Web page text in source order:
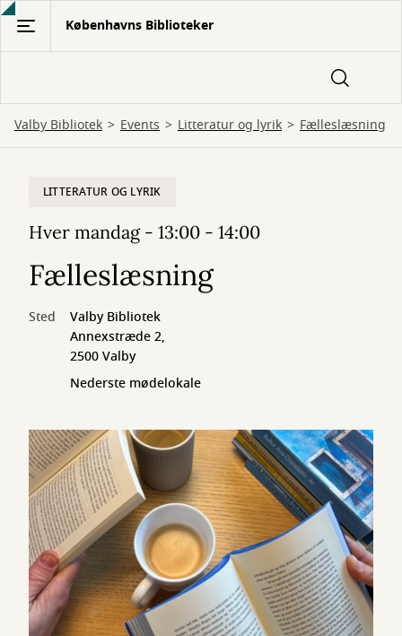
Gå
hovedindhold
Københavns Biblioteker
Valby Bibliotek Events Litteratur og lyrik Fælleslæsning
LITTERATUR OG LYRIK
Hver mandag - 13:00 - 14:00
Fælleslæsning
Sted
Valby Bibliotek
Annexstræde 2,
2500 Valby
Nederste mødelokale